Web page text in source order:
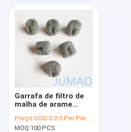
Garrafa de filtro de
malha de arame
inoxidável engrasado
e vedações
Preço:USD 0.2-5 Per Piece
MOQ:100 PCS